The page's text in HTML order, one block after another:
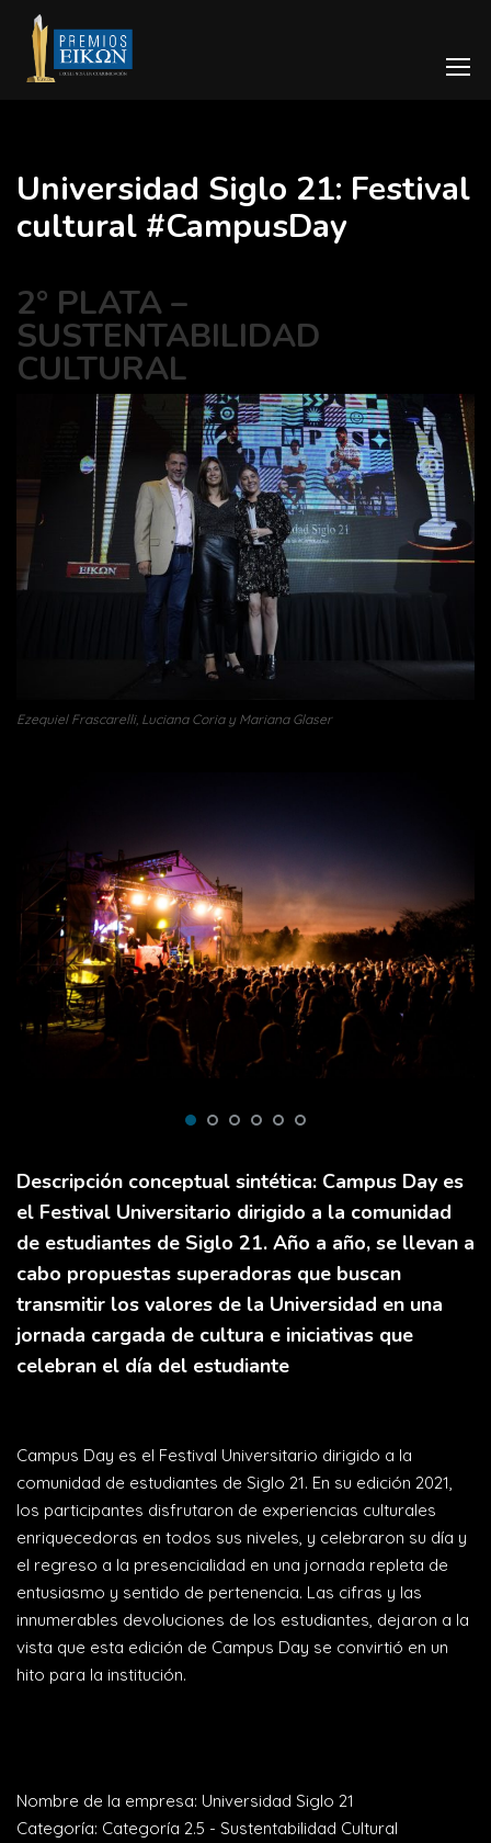
Universidad Siglo 21: Festival
cultural #CampusDay
2° PLATA –
SUSTENTABILIDAD
CULTURAL
Ezequiel Frascarelli, Luciana Coria y Mariana Glaser
Descripción conceptual sintética: Campus Day es
el Festival Universitario dirigido a la comunidad
de estudiantes de Siglo 21. Año a año, se llevan a
cabo propuestas superadoras que buscan
transmitir los valores de la Universidad en una
jornada cargada de cultura e iniciativas que
celebran el día del estudiante
Campus Day es el Festival Universitario dirigido a la
comunidad de estudiantes de Siglo 21. En su edición 2021,
los participantes disfrutaron de experiencias culturales
enriquecedoras en todos sus niveles, y celebraron su día y
el regreso a la presencialidad en una jornada repleta de
entusiasmo y sentido de pertenencia. Las cifras y las
innumerables devoluciones de los estudiantes, dejaron a la
vista que esta edición de Campus Day se convirtió en un
hito para la institución.
Nombre de la empresa: Universidad Siglo 21
Categoría: Categoría 2.5 - Sustentabilidad Cultural